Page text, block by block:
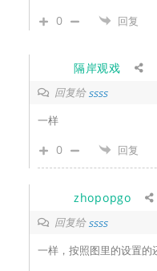
0 回复
隔岸观戏
回复给ssss
一样
0 回复
zhopopgo
回复给ssss
一样，按照图里的设置的